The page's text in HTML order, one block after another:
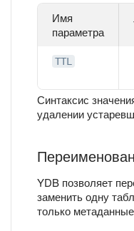
Имя
параметра
TTL
Синтаксис
удалении
YDB позволяет
заменить одну
только